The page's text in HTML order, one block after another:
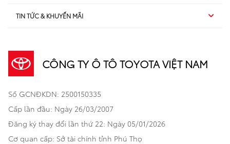
Sedan
Bán tải
Hatchback
Thương mại
TSS
Dịch vụ sau bán hàng
Bảo hiểm Toyota
Xe đã qua sử dụng
Bảo hành mở rộng
TIN TỨC & KHUYẾN MÃI
Khuyến mãi
Xã hội
CÔNG TY Ô TÔ TOYOTA VIỆT NAM
Số GCNĐKDN: 2500150335
Cấp lần đầu: Ngày 26/03/2007
Đăng ký thay đổi lần thứ 22: Ngày 05/01/2026
Cơ quan cấp: Sở tài chính tỉnh Phú Thọ